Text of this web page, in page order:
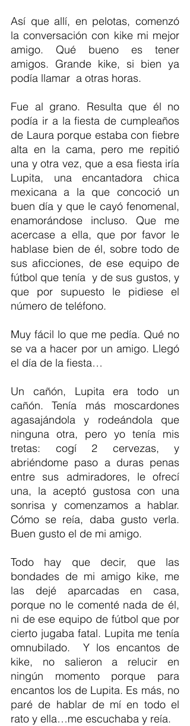
Así que allí, en pelotas, comenzó
la conversación con kike mi mejor
amigo. Qué bueno es tener
amigos. Grande kike, si bien ya
podía llamar  a otras horas.
Fue al grano. Resulta que él no
podía ir a la fiesta de cumpleaños
de Laura porque estaba con fiebre
alta en la cama, pero me repitió
una y otra vez, que a esa fiesta iría
Lupita, una encantadora chica
mexicana a la que concoció un
buen día y que le cayó fenomenal,
enamorándose incluso. Que me
acercase a ella, que por favor le
hablase bien de él, sobre todo de
sus aficciones, de ese equipo de
fútbol que tenía  y de sus gustos, y
que por supuesto le pidiese el
número de teléfono.
Muy fácil lo que me pedía. Qué no
se va a hacer por un amigo. Llegó
el día de la fiesta…
Un cañón, Lupita era todo un
cañón. Tenía más moscardones
agasajándola y rodeándola que
ninguna otra, pero yo tenía mis
tretas: cogí 2 cervezas, y
abriéndome paso a duras penas
entre sus admiradores, le ofrecí
una, la aceptó gustosa con una
sonrisa y comenzamos a hablar.
Cómo se reía, daba gusto verla.
Buen gusto el de mi amigo.
Todo hay que decir, que las
bondades de mi amigo kike, me
las dejé aparcadas en casa,
porque no le comenté nada de él,
ni de ese equipo de fútbol que por
cierto jugaba fatal. Lupita me tenía
omnubilado.  Y los encantos de
kike, no salieron a relucir en
ningún momento porque para
encantos los de Lupita. Es más, no
paré de hablar de mí en todo el
rato y ella…me escuchaba y reía.